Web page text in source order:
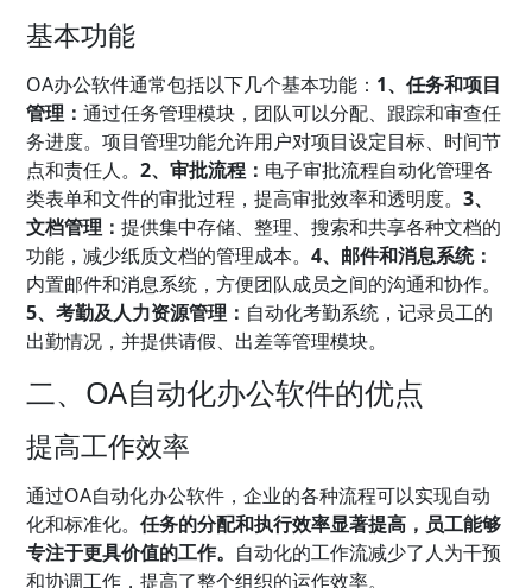
基本功能
OA办公软件通常包括以下几个基本功能： 1、任务和项目
管理：通过任务管理模块，团队可以分配、跟踪和审查任
务进度。项目管理功能允许用户对项目设定目标、时间节
点和责任人。2、审批流程： 电子审批流程自动化管理各
类表单和文件的审批过程，提高审批效率和透明度。3、
文档管理：提供集中存储、整理、搜索和共享各种文档的
功能，减少纸质文档的管理成本。4、邮件和消息系统：
内置邮件和消息系统，方便团队成员之间的沟通和协作。
5、考勤及人力资源管理： 自动化考勤系统，记录员工的
出勤情况，并提供请假、出差等管理模块。
二、OA自动化办公软件的优点
提高工作效率
通过OA自动化办公软件，企业的各种流程可以实现自动
化和标准化。任务的分配和执行效率显著提高，员工能够
专注于更具价值的工作。 自动化的工作流减少了人为干预
和协调工作，提高了整个组织的运作效率。